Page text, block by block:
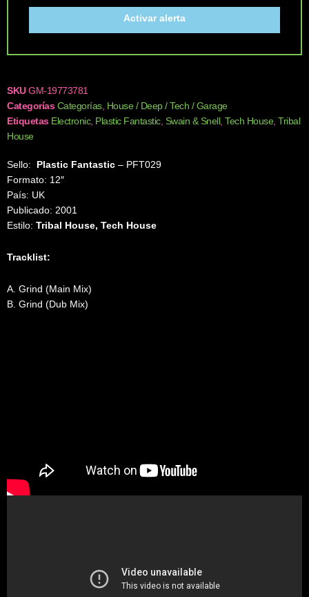
Activar alerta
SKUGM-19773781
Categorías Categorías, House / Deep / Tech / Garage
Etiquetas Electronic, Plastic Fantastic, Swain & Snell, Tech House, Tribal
House
Sello: Plastic Fantastic ‎– PFT029
Formato: 12″
País: UK
Publicado: 2001
Estilo: Tribal House, Tech House
Tracklist:
A. Grind (Main Mix)
B. Grind (Dub Mix)